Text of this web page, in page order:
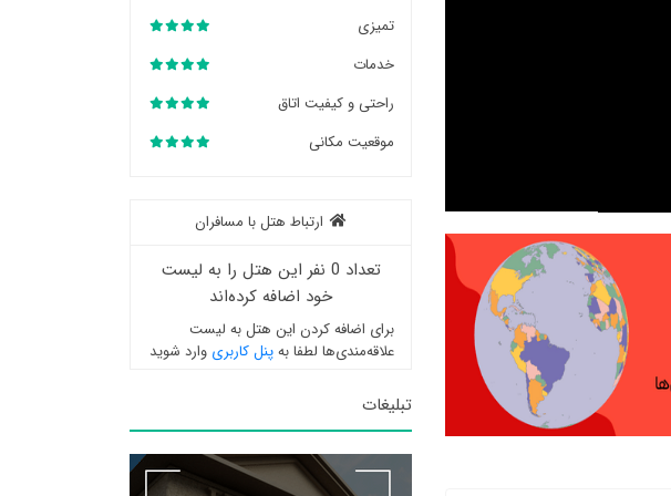
تمیزی
خدمات
راحتی و کیفیت اتاق
موقعیت مکانی
ارتباط هتل با مسافران
تعداد 0 نفر این هتل را به لیست
خود اضافه کرده‌اند
برای اضافه کردن این هتل به لیست
علاقه‌مندی‌ها لطفا بهپنل کاربری وارد شوید
تبلیغات